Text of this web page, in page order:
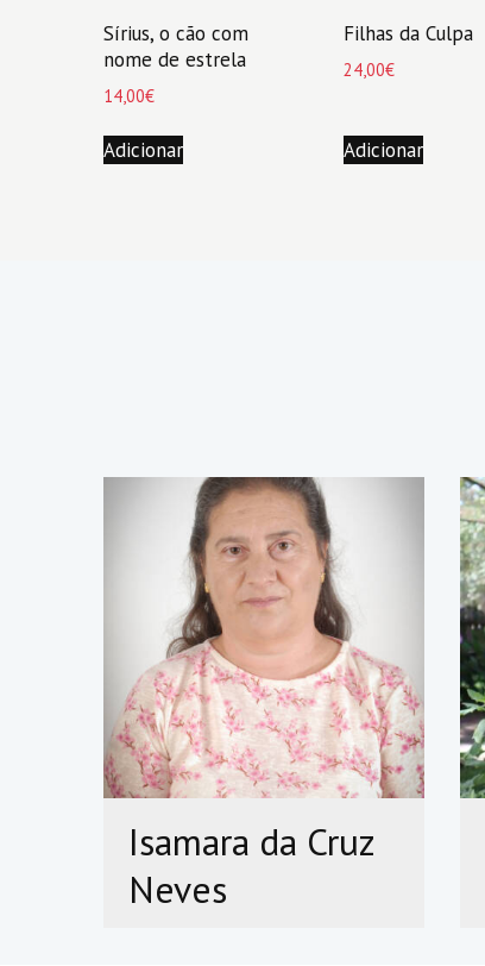
Sírius, o cão com
nome de estrela
14,00€
Adicionar
Filhas da Culpa
24,00€
Adicionar
Isamara da Cruz
Neves